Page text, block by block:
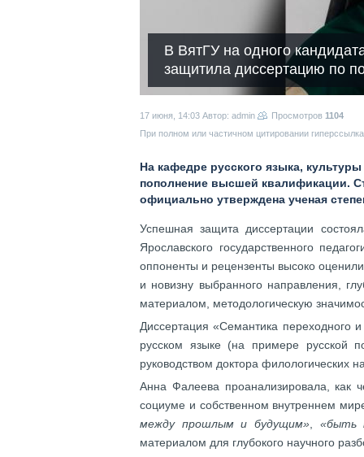
В ВятГУ на одного
защитила диссертацию по
17 июня, 14:03 Автор: admin Просмотров 1104
При полном или частичном цитировании
На кафедре русского языка,
пополнение высшей квалификации.
официально утверждена ученая
Успешная защита диссертации
Ярославского государственного
оппоненты и рецензенты высоко
и новизну выбранного направления,
материалом, методологическую
Диссертация «Семантика переходного
русском языке (на примере русской
руководством доктора филологических
Анна Фалеева проанализировала, как
социуме и собственном внутреннем
между прошлым и будущим», «быть
материалом для глубокого научного